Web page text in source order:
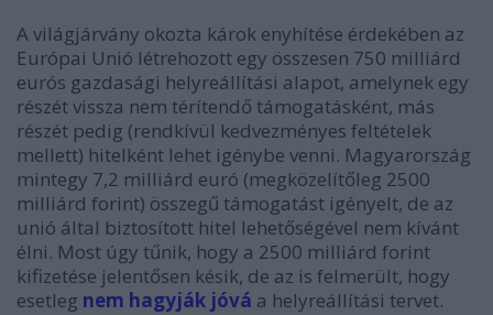
A világjárvány okozta károk enyhítése érdekében az
Európai Unió létrehozott egy összesen 750 milliárd
eurós gazdasági helyreállítási alapot, amelynek egy
részét vissza nem térítendő támogatásként, más
részét pedig (rendkívül kedvezményes feltételek
mellett) hitelként lehet igénybe venni. Magyarország
mintegy 7,2 milliárd euró (megközelítőleg 2500
milliárd forint) összegű támogatást igényelt, de az
unió által biztosított hitel lehetőségével nem kívánt
élni. Most úgy tűnik, hogy a 2500 milliárd forint
kifizetése jelentősen késik, de az is felmerült, hogy
esetleg nem hagyják jóvá a helyreállítási tervet.